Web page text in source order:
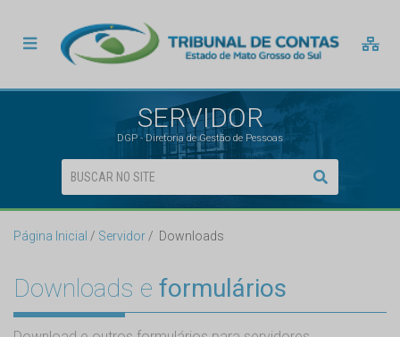
SERVIDOR
DGP - Diretoria de Gestão de Pessoas
Página Inicial Servidor Downloads
Downloads e formulários